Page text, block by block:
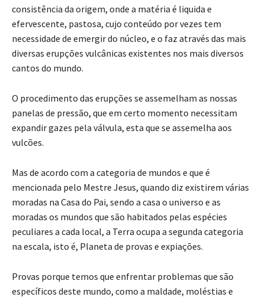
consistência da origem, onde a matéria é liquida e
efervescente, pastosa, cujo conteúdo por vezes tem
necessidade de emergir do núcleo, e o faz através das mais
diversas erupções vulcânicas existentes nos mais diversos
cantos do mundo.
O procedimento das erupções se assemelham as nossas
panelas de pressão, que em certo momento necessitam
expandir gazes pela válvula, esta que se assemelha aos
vulcões.
Mas de acordo com a categoria de mundos e que é
mencionada pelo Mestre Jesus, quando diz existirem várias
moradas na Casa do Pai, sendo a casa o universo e as
moradas os mundos que são habitados pelas espécies
peculiares a cada local, a Terra ocupa a segunda categoria
na escala, isto é, Planeta de provas e expiações.
Provas porque temos que enfrentar problemas que são
específicos deste mundo, como a maldade, moléstias e